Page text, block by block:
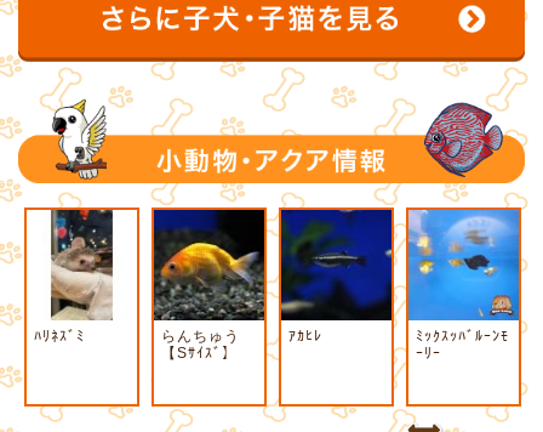
ﾊﾘﾈｽﾞﾐ
らんちゅう
【Sｻｲｽﾞ】
ｱｶﾋﾚ
ﾐｯｸｽｯﾊﾞﾙｰﾝﾓ
ｰﾘｰ